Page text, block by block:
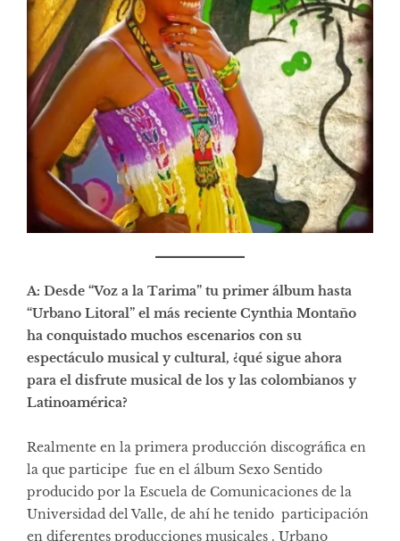
A: Desde “Voz a la Tarima” tu primer álbum hasta
“Urbano Litoral” el más reciente Cynthia Montaño
ha conquistado muchos escenarios con su
espectáculo musical y cultural, ¿qué sigue ahora
para el disfrute musical de los y las colombianos y
Latinoamérica?
Realmente en la primera producción discográfica en
la que participe fue en el álbum Sexo Sentido
producido por la Escuela de Comunicaciones de la
Universidad del Valle, de ahí he tenido participación
en diferentes producciones musicales . Urbano